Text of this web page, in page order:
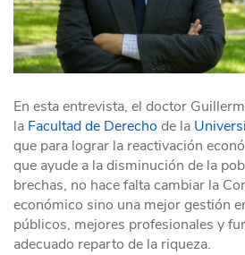
En esta entrevista, el doctor
la Facultad de Derecho de la
que para lograr la reactivación
que ayude a la disminución de la
brechas, no hace falta cambiar la
económico sino una mejor gestión
públicos, mejores profesionales y
adecuado reparto de la riqueza.